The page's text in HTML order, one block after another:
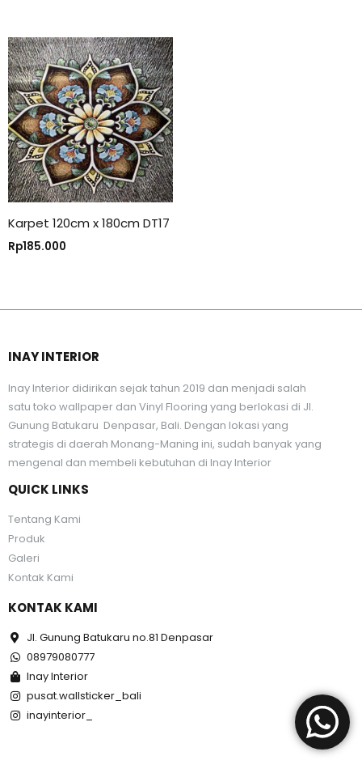
Karpet 120cm x 180cm DT17
Rp185.000
INAY INTERIOR
Inay Interior didirikan sejak tahun 2019 dan menjadi salah
satu toko wallpaper dan Vinyl Flooring yang berlokasi di Jl.
Gunung Batukaru Denpasar, Bali. Dengan lokasi yang
strategis di daerah Monang-Maning ini, sudah banyak yang
mengenal dan membeli kebutuhan di Inay Interior
QUICK LINKS
Tentang Kami
Produk
Galeri
Kontak Kami
KONTAK KAMI
Jl. Gunung Batukaru no.81 Denpasar
08979080777
Inay Interior
pusat.wallsticker_bali
inayinterior_